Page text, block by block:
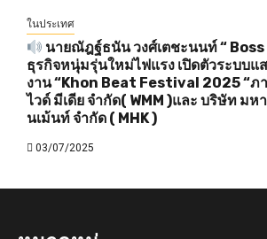
ในประเทศ
นายณัฎฐ์ธนัน วงศ์เตชะนนท์ “
ธุรกิจหนุ่มรุ่นใหม่ไฟแรง เปิดตัวระบบแ
งาน “Khon Beat Festival 2025 “ภ
ไวด์ มีเดีย จำกัด( WMM )และ บริษัท มห
นเม้นท์ จำกัด ( MHK )
03/07/2025